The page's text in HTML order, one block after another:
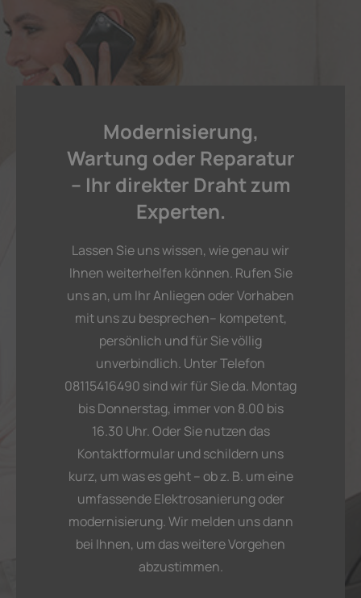
Modernisierung,
Wartung oder Reparatur
– Ihr direkter Draht zum
Experten.
Lassen Sie uns wissen, wie genau wir
Ihnen weiterhelfen können. Rufen Sie
uns an, um Ihr Anliegen oder Vorhaben
mit uns zu besprechen– kompetent,
persönlich und für Sie völlig
unverbindlich. Unter Telefon
08115416490 sind wir für Sie da. Montag
bis Donnerstag, immer von 8.00 bis
16.30 Uhr. Oder Sie nutzen das
Kontaktformular und schildern uns
kurz, um was es geht – ob z. B. um eine
umfassende Elektrosanierung oder
modernisierung. Wir melden uns dann
bei Ihnen, um das weitere Vorgehen
abzustimmen.